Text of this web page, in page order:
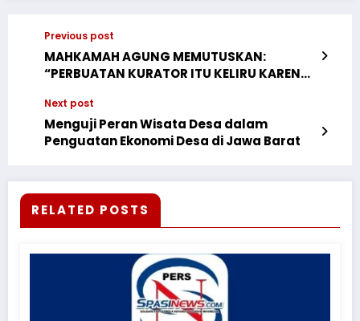
Previous post
MAHKAMAH AGUNG MEMUTUSKAN:
“PERBUATAN KURATOR ITU KELIRU KARENA
TANAH SERTA MENGUASAI OBJEK
TERSEBUT. BELUM TERLAKSANANYA AJB
DAN BALIK NAMA SERTIFIKAT BUKAN
Next post
Menguji Peran Wisata Desa dalam
Penguatan Ekonomi Desa di Jawa Barat
RELATED POSTS